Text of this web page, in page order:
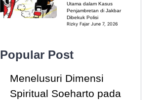
Utama dalam Kasus
Penjambretan di Jakbar
Dibekuk Polisi
Rizky FajarJune 7, 2026
Popular Post
Menelusuri Dimensi
Spiritual Soeharto pada